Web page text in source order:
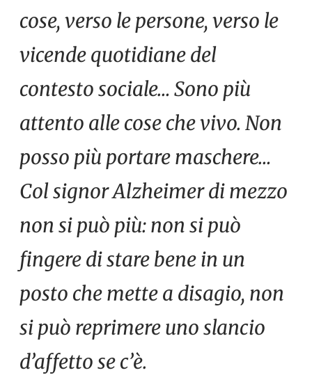
cose, verso le persone, verso le
vicende quotidiane del
contesto sociale… Sono più
attento alle cose che vivo. Non
posso più portare maschere…
Col signor Alzheimer di mezzo
non si può più: non si può
fingere di stare bene in un
posto che mette a disagio, non
si può reprimere uno slancio
d’affetto se c’è.